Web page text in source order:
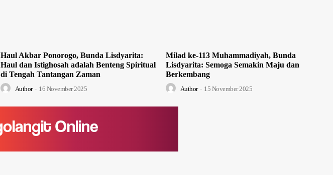
Haul Akbar Ponorogo, Bunda Lisdyarita:
Haul dan Istighosah adalah Benteng Spiritual
di Tengah Tantangan Zaman
Author - 16 November 2025
Milad ke-113 Muhammadiyah, Bunda
Lisdyarita: Semoga Semakin Maju dan
Berkembang
Author - 15 November 2025